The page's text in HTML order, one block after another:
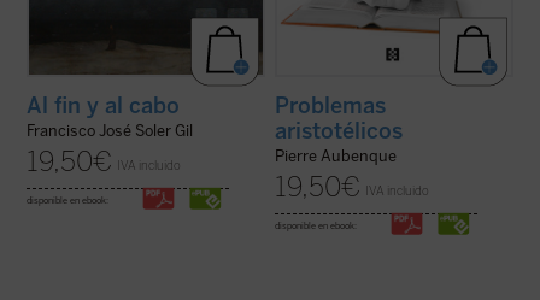
Al fin y al cabo
Francisco José Soler Gil
19,50€ IVA incluido
disponible en ebook:
Problemas
aristotélicos
Pierre Aubenque
19,50€ IVA incluido
disponible en ebook: